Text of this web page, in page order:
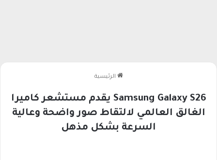
الرئيسية
Samsung Galaxy S26 يقدم مستشعر كاميرا
الغالق العالمي لالتقاط صور واضحة وعالية
السرعة بشكل مذهل